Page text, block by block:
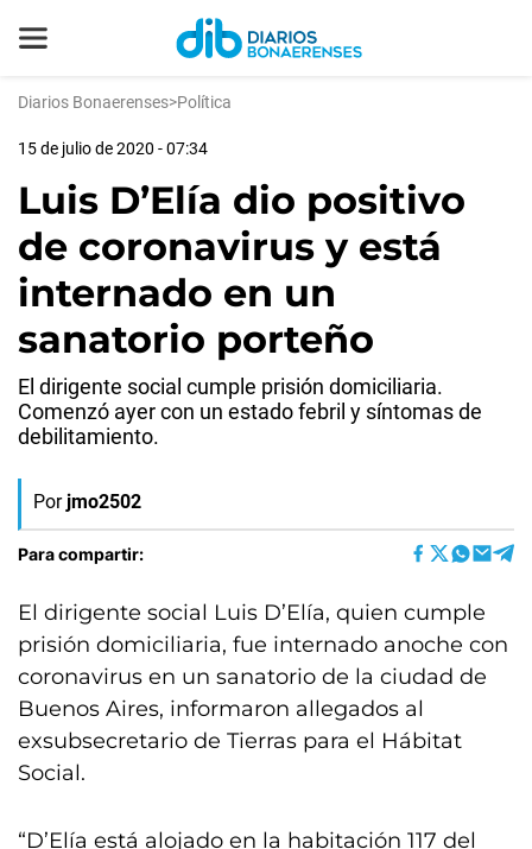
Diarios Bonaerenses>Política
15 de julio de 2020 - 07:34
Luis D’Elía dio positivo
de coronavirus y está
internado en un
sanatorio porteño
El dirigente social cumple prisión domiciliaria.
Comenzó ayer con un estado febril y síntomas de
debilitamiento.
Por jmo2502
Para compartir:
El dirigente social Luis D’Elía, quien cumple
prisión domiciliaria, fue internado anoche con
coronavirus en un sanatorio de la ciudad de
Buenos Aires, informaron allegados al
exsubsecretario de Tierras para el Hábitat
Social.
“D’Elía está alojado en la habitación 117 del